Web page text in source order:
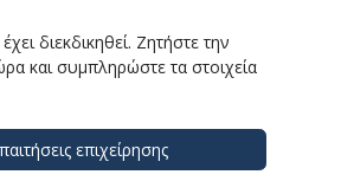
διεκδικηθεί. Ζητήστε την
και συμπληρώστε τα στοιχεία
επιχείρησης